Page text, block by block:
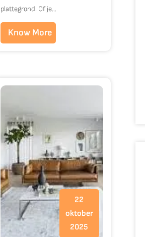
plattegrond. Of je…
Know More
22
oktober
2025